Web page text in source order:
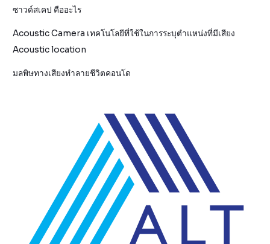
ซาวด์สเคป คืออะไร
Acoustic Camera เทคโนโลยีที่ใช้ในการระบุตำแหน่งที่มีเสียง
Acoustic location
มลพิษทางเสียงทำลายชีวิตคอนโด